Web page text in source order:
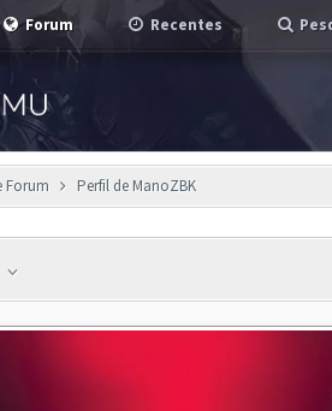
Forum Recentes
Forum Perfil de ManoZBK